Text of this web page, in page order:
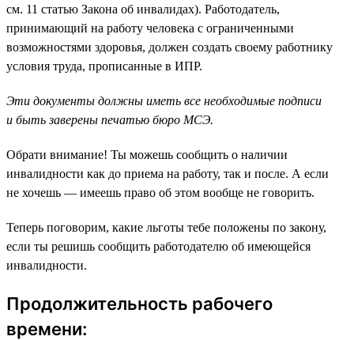
см. 11 статью Закона об инвалидах). Работодатель,
принимающий на работу человека с ограниченными
возможностями здоровья, должен создать своему работнику
условия труда, прописанные в ИПР.
Эти документы должны иметь все необходимые подписи
и быть заверены печатью бюро МСЭ.
Обрати внимание! Ты можешь сообщить о наличии
инвалидности как до приема на работу, так и после. А если
не хочешь — имеешь право об этом вообще не говорить.
Теперь поговорим, какие льготы тебе положены по закону,
если ты решишь сообщить работодателю об имеющейся
инвалидности.
Продолжительность рабочего
времени: